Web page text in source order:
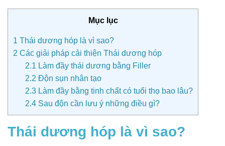
Mục lục
1 Thái dương hóp là vì sao?
2 Các giải pháp cải thiện Thái dương hóp
2.1 Làm đầy thái dương bằng Filler
2.2 Độn sụn nhân tạo
2.3 Làm đầy bằng tinh chất có tuổi thọ bao lâu?
2.4 Sau độn cần lưu ý những điều gì?
Thái dương hóp là vì sao?